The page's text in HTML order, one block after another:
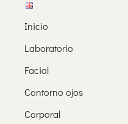
Inicio
Laboratorio
Facial
Contorno ojos
Corporal